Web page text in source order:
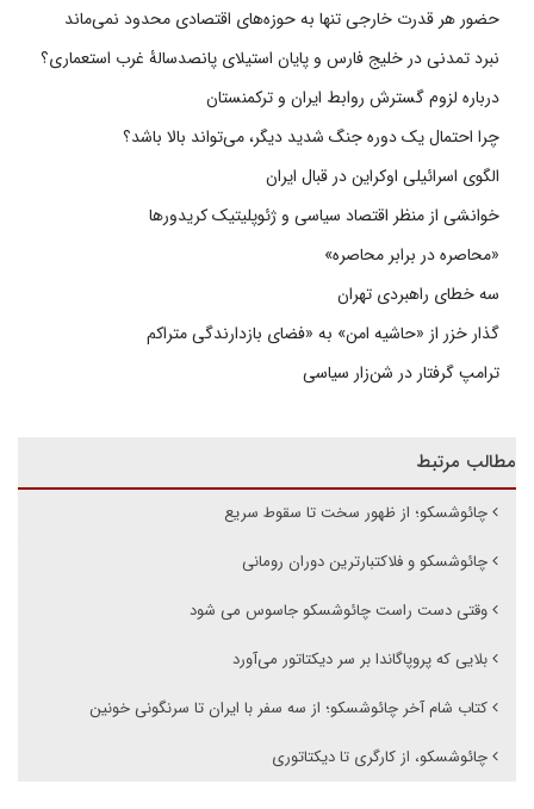
حضور هر قدرت خارجی تنها به حوزه‌های اقتصادی محدود نمی‌ماند
نبرد تمدنی در خلیج فارس و پایان استیلای پانصدسالۀ غرب استعماری؟
درباره لزوم گسترش روابط ایران و ترکمنستان
چرا احتمال یک دوره جنگ شدید دیگر، می‌تواند بالا باشد؟
الگوی اسرائیلی اوکراین در قبال ایران
خوانشی از منظر اقتصاد سیاسی و ژئوپلیتیک کریدورها
«محاصره در برابر محاصره»
سه خطای راهبردی تهران
گذار خزر از «حاشیه امن» به «فضای بازدارندگی متراکم
ترامپ گرفتار در شن‌زار سیاسی
مطالب مرتبط
چائوشسکو؛ از ظهور سخت تا سقوط سریع
چائوشسکو و فلاکتبارترین دوران رومانی
وقتی دست راست چائوشسکو جاسوس می شود
بلایی که پروپاگاندا بر سر دیکتاتور می‌آورد
کتاب شام آخر چائوشسکو؛ از سه سفر با ایران تا سرنگونی خونین
چائوشسکو، از کارگری تا دیکتاتوری